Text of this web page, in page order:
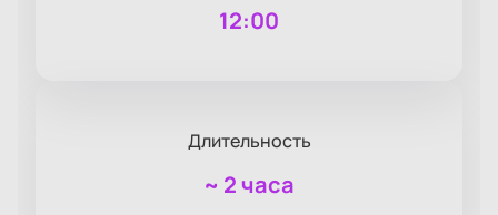
12:00
Длительность
~ 2 часа